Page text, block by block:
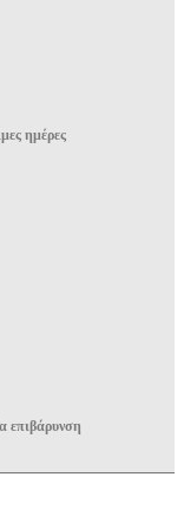
ημέρες
επιβάρυνση